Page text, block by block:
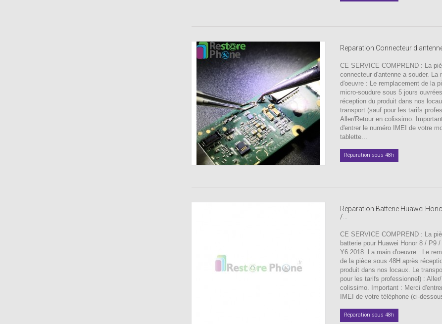
Reparation Connecteur
CE SERVICE COMPREND : La
connecteur d'antenne a souder. La
d'oeuvre : Le remplacement de la
micro-soudure sous 5 jours
réception du produit dans nos
transport (sauf pour les tarifs
Aller/Retour en colissimo.
d'entrer le numéro IMEI de votre
tablette...
Réparation sous 48h
Reparation Batterie Huawei
/...
CE SERVICE COMPREND : La
batterie pour Huawei Honor 8 / P9
Y6 2018. La main d'oeuvre : Le
de la pièce sous 48H après
produit dans nos locaux. Le
pour les tarifs professionnel) :
colissimo. Important : Merci
IMEI de votre téléphone (ci-
Réparation sous 48h